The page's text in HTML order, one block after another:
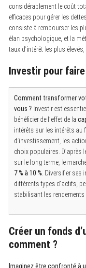
considérablement le coût
efficaces pour gérer les
consiste à rembourser les
élan psychologique, et la
taux d’intérêt les plus
Investir pour
Comment transformer
vous ? Investir est
bénéficier de l’effet de la
intérêts sur les intérêts
d’investissement, les
choix populaires. D’après
sur le long terme, le
7 % à 10 % . Diversifier
différents types d’actifs,
stabilisant les rendements
Créer un fonds
comment ?
Imaginez être confronté à
S
e
a